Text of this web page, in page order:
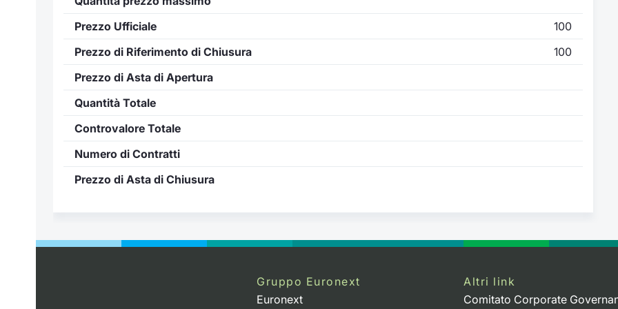
Prezzo Ufficiale
100
Prezzo di Riferimento di Chiusura
100
Prezzo di Asta di Apertura
Quantità Totale
Controvalore Totale
Numero di Contratti
Prezzo di Asta di Chiusura
Gruppo Euronext
Euronext
Altri link
Comitato Corporate